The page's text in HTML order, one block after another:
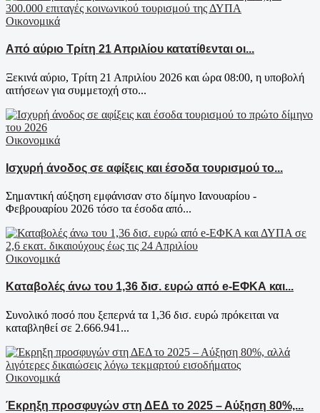
Οικονομικά
Από αύριο Τρίτη 21 Απριλίου κατατίθενται οι...
Ξεκινά αύριο, Τρίτη 21 Απριλίου 2026 και ώρα 08:00, η υποβολή
αιτήσεων για συμμετοχή στο...
Οικονομικά
Ισχυρή άνοδος σε αφίξεις και έσοδα τουρισμού το...
Σημαντική αύξηση εμφάνισαν στο δίμηνο Ιανουαρίου -
Φεβρουαρίου 2026 τόσο τα έσοδα από...
Οικονομικά
Καταβολές άνω του 1,36 δισ. ευρώ από e-ΕΦΚΑ και...
Συνολικό ποσό που ξεπερνά τα 1,36 δισ. ευρώ πρόκειται να
καταβληθεί σε 2.666.941...
Οικονομικά
Έκρηξη προσφυγών στη ΔΕΔ το 2025 – Αύξηση 80%,...